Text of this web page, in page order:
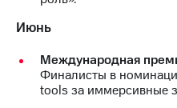
Июнь
Международная
Финалисты в
tools за иммерсивные